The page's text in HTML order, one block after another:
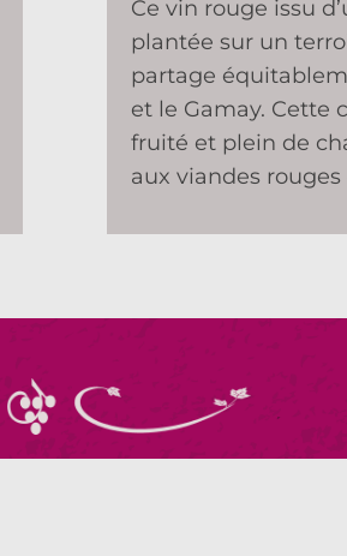
Ce vin rouge issu
plantée sur un
partage
et le Gamay. Cette
fruité et plein de
aux viandes